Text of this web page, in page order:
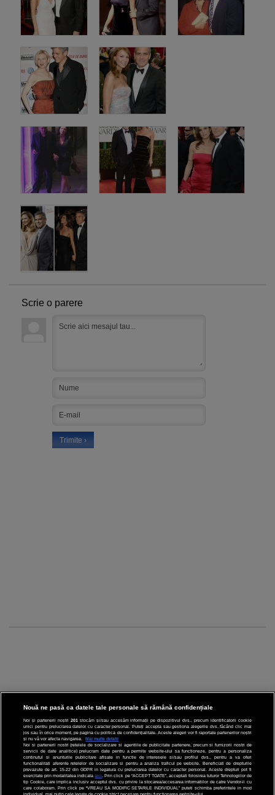
Scrie o parere
CINEMA
DIVERTISMENT
STIRI
Nouă ne pasă ca datele tale personale să rămână confidențiale
Noi și partenerii noștri 201 stocăm și/sau accesăm informații pe dispozitivul dvs., precum identificatorii cookie
unici pentru prelucrarea datelor cu caracter personal. Puteți accepta sau gestiona alegerile dvs. făcând clic mai
jos sau în orice moment, pe pagina cu politica de confidențialitate. Aceste alegeri vor fi raportate partenerilor noștri
și nu vă vor afecta navigarea.
Mai multe detalii
Noi si partenerii nostri (retelele de socializare si agentiile de publicitate partenere, precum si furnizorii nostri de
servicii de date analitice) prelucram date pentru a permite website-ului sa functioneze, pentru a personaliza
continutul si anunturile publicitare afisate in functie de interesele si/sau profilul dvs., pentru a va oferi
functionalitati aferente retelelor de socializare si pentru a analiza traficul pe website. Beneficiati de drepturile
prevazute de art. 15-22 din GDPR in legatura cu prelucrarea datelor cu caracter personal. Aceste drepturi pot fi
exercitate prin modalitatea indicataaici . Prin click pe “ACCEPT TOATE”, acceptati folosirea tuturor Tehnologiilor de
tip Cookie, care implica inclusiv acceptul dvs. cu privire la stocarea/accesarea informatiilor de catre Vendor-ii cu
care colaboram. Prin click pe “VREAU SA MODIFIC SETARILE INDIVIDUAL” puteti schimba preferintele in mod
individual, mai putin cele legate de cookie strict necesare pentru functionarea website-ului.